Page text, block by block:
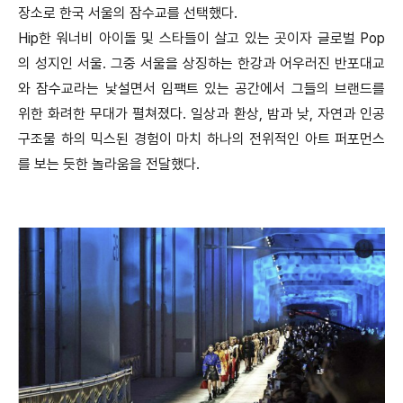
장소로 한국 서울의 잠수교를 선택했다.
Hip한 워너비 아이돌 및 스타들이 살고 있는 곳이자 글로벌 Pop
의 성지인 서울. 그중 서울을 상징하는 한강과 어우러진 반포대교
와 잠수교라는 낯설면서 임팩트 있는 공간에서 그들의 브랜드를
위한 화려한 무대가 펼쳐졌다. 일상과 환상, 밤과 낮, 자연과 인공
구조물 하의 믹스된 경험이 마치 하나의 전위적인 아트 퍼포먼스
를 보는 듯한 놀라움을 전달했다.